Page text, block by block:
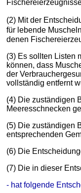
(2) Mit der
für lebende
denen
(3) Es sollten Listen
können, dass
der
vollständig entfernt
(4) Die zuständigen
Meeresschnecken
(5) Die zuständigen
entsprechenden
(6) Die
(7) Die in dieser
- hat folgende